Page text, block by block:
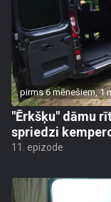
pirms 6 mēnešiem, 1
"Ērkšķu" dāmu
spriedzi
11. epizode